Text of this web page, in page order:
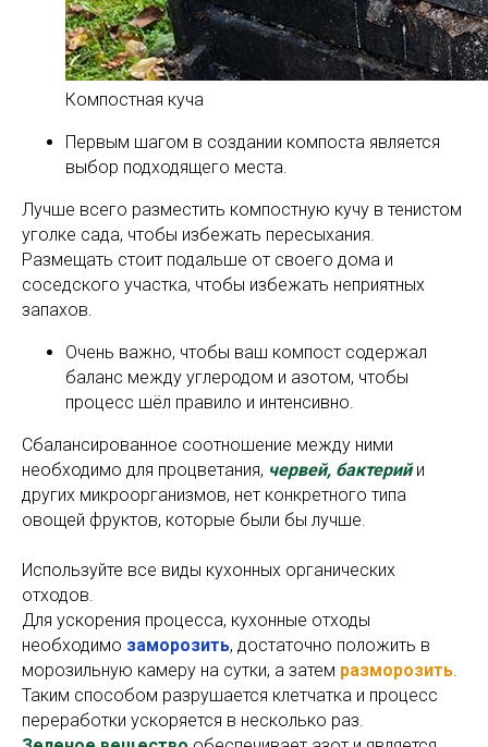
Компостная куча
Первым шагом в создании компоста является
выбор подходящего места.
Лучше всего разместить компостную кучу в тенистом
уголке сада, чтобы избежать пересыхания.
Размещать стоит подальше от своего дома и
соседского участка, чтобы избежать неприятных
запахов.
Очень важно, чтобы ваш компост содержал
баланс между углеродом и азотом, чтобы
процесс шёл правило и интенсивно.
Сбалансированное соотношение между ними
необходимо для процветания, червей, бактерийи
других микроорганизмов, нет конкретного типа
овощей фруктов, которые были бы лучше.
Используйте все виды кухонных органических
отходов.
Для ускорения процесса, кухонные отходы
необходимо заморозить, достаточно положить в
морозильную камеру на сутки, а затем разморозить.
Таким способом разрушается клетчатка и процесс
переработки ускоряется в несколько раз.